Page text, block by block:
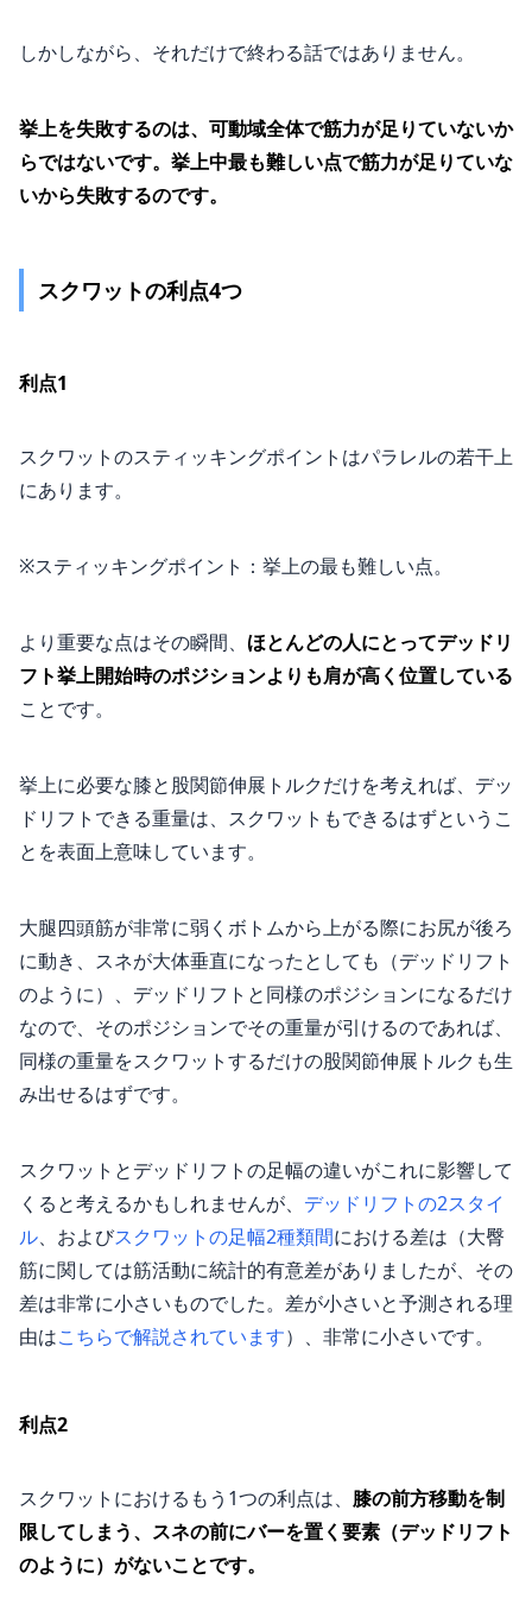
しかしながら、それだけで終わる話ではありません。
挙上を失敗するのは、可動域全体で筋力が足りていないか
らではないです。挙上中最も難しい点で筋力が足りていな
いから失敗するのです。
スクワットの利点4つ
利点1
スクワットのスティッキングポイントはパラレルの若干上
にあります。
※スティッキングポイント：挙上の最も難しい点。
より重要な点はその瞬間、 ほとんどの人にとってデッドリ
フト挙上開始時のポジションよりも肩が高く位置している
ことです。
挙上に必要な膝と股関節伸展トルクだけを考えれば、デッ
ドリフトできる重量は、スクワットもできるはずというこ
とを表面上意味しています。
大腿四頭筋が非常に弱くボトムから上がる際にお尻が後ろ
に動き、スネが大体垂直になったとしても（デッドリフト
のように）、デッドリフトと同様のポジションになるだけ
なので、そのポジションでその重量が引けるのであれば、
同様の重量をスクワットするだけの股関節伸展トルクも生
み出せるはずです。
スクワットとデッドリフトの足幅の違いがこれに影響して
くると考えるかもしれませんが、 デッドリフトの2スタイ
ル、およびスクワットの足幅2種類間における差は（大臀
筋に関しては筋活動に統計的有意差がありましたが、その
差は非常に小さいものでした。差が小さいと予測される理
由はこちらで解説されています）、非常に小さいです。
利点2
スクワットにおけるもう1つの利点は、 膝の前方移動を制
限してしまう、スネの前にバーを置く要素（デッドリフト
のように）がないことです。